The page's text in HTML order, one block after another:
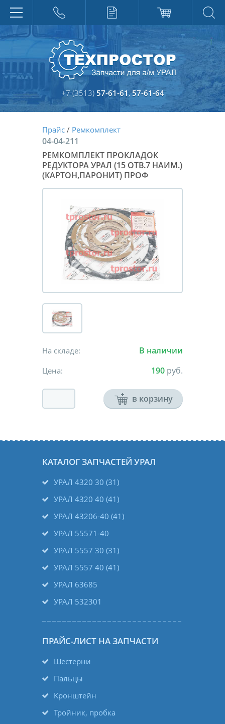
+7 (3513) 57-61-61,57-61-64
Прайс / Ремкомплект
04-04-211
РЕМКОМПЛЕКТ ПРОКЛАДОК
РЕДУКТОРА УРАЛ (15 ОТВ.7 НАИМ.)
(КАРТОН,ПАРОНИТ) ПРОФ
На складе: В наличии
Цена: 190 руб.
в корзину
КАТАЛОГ ЗАПЧАСТЕЙ УРАЛ
УРАЛ 4320 30 (31)
УРАЛ 4320 40 (41)
УРАЛ 43206-40 (41)
УРАЛ 55571-40
УРАЛ 5557 30 (31)
УРАЛ 5557 40 (41)
УРАЛ 63685
УРАЛ 532301
ПРАЙС-ЛИСТ НА ЗАПЧАСТИ
Шестерни
Пальцы
Кронштейн
Тройник, пробка